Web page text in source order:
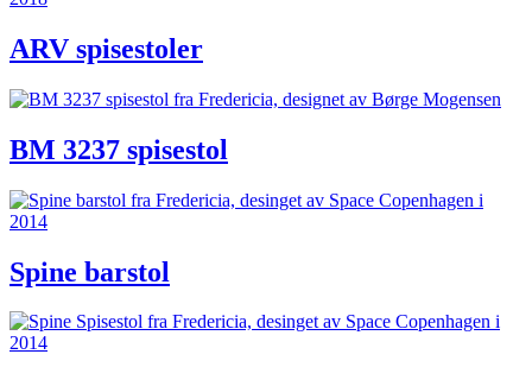
ARV spisestoler
BM 3237 spisestol
Spine barstol